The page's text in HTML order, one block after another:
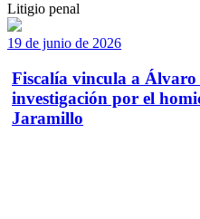
Litigio penal
19 de junio de 2026
Fiscalía vincula a Álvaro
investigación por el
Jaramillo